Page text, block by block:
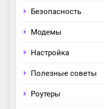
Безопасность
Модемы
Настройка
Полезные советы
Роутеры